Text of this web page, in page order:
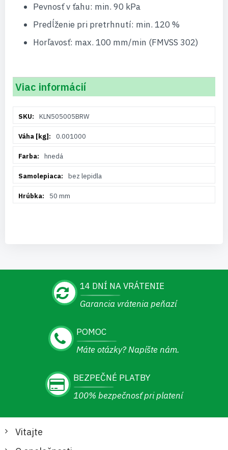
Pevnosť v ťahu: min. 90 kPa
Predĺženie pri pretrhnutí: min. 120 %
Horľavosť: max. 100 mm/min (FMVSS 302)
Viac informácií
informáciíKLN505005BRW
0.001000
hnedá
bez lepidla
50 mm
14 DNÍ NA VRÁTENIE
Garancia vrátenia peňazí
POMOC
Máte otázky? Napíšte nám.
BEZPEČNÉ PLATBY
100% bezpečnosť pri platení
Vitajte